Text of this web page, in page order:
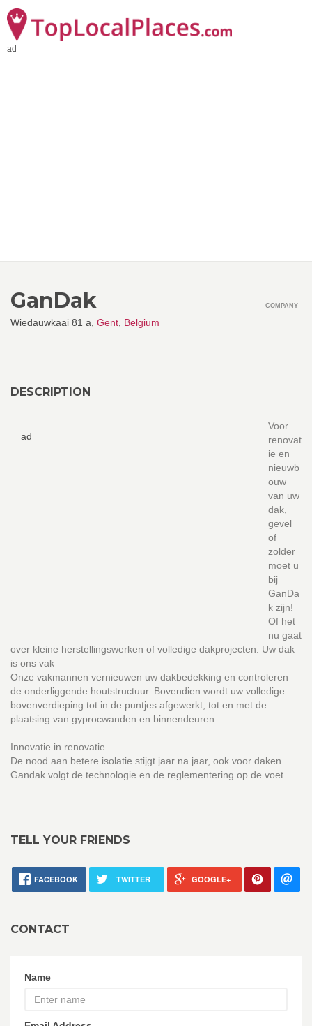
ad
GanDak
Wiedauwkaai 81 a, Gent Belgium
COMPANY
DESCRIPTION
ad
Voor
renovat
ie en
nieuwb
ouw
van uw
dak,
gevel
of
zolder
moet u
bij
GanDa
k zijn!
Of het
nu gaat
over kleine herstellingswerken of volledige dakprojecten. Uw dak
is ons vak
Onze vakmannen vernieuwen uw dakbedekking en controleren
de onderliggende houtstructuur. Bovendien wordt uw volledige
bovenverdieping tot in de puntjes afgewerkt, tot en met de
plaatsing van gyprocwanden en binnendeuren.
Innovatie in renovatie
De nood aan betere isolatie stijgt jaar na jaar, ook voor daken.
Gandak volgt de technologie en de reglementering op de voet.
TELL YOUR FRIENDS
FACEBOOK TWITTER GOOGLE+
CONTACT
Name